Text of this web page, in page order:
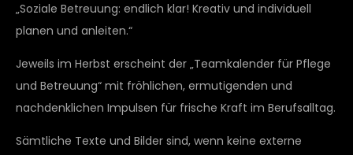
„Soziale Betreuung: endlich klar! Kreativ und individuell
planen und anleiten.“
Jeweils im Herbst erscheint der „Teamkalender für Pflege
und Betreuung“ mit fröhlichen, ermutigenden und
nachdenklichen Impulsen für frische Kraft im Berufsalltag.
Sämtliche Texte und Bilder sind, wenn keine externe